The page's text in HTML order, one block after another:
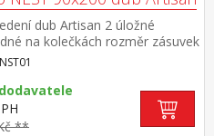
dub Artisan 2 úložné
na kolečkách rozměr zásuvek
× 26 cm zásuvky jsou v ceně,
nejsou v ceně doporučený
90 × 200 cm a rošt
výška matrace je 12
nosnosti zásuvek jsou uvedeny
**